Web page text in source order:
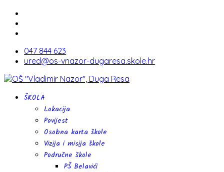
047 844 623
ured@os-vnazor-dugaresa.skole.hr
ŠKOLA
Lokacija
Povijest
Osobna karta škole
Vizija i misija škole
Područne škole
PŠ Belavići